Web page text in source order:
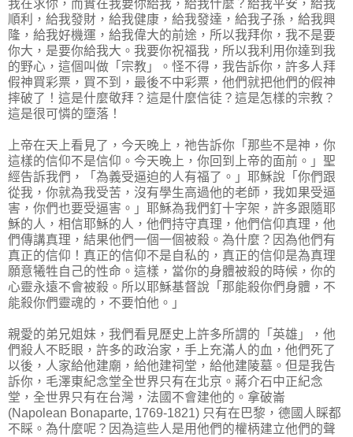
我在求你，而實在我要你給我，給我什麼？給我平安，給我
順利，給我發財，給我健康，給我發達，給我子孫，給我興
隆，給我好機運，給我偉大的前途，所以我拜你，我不是要
你大，是要你給我大。我要你祝福我，所以我利用你達到我
的野心，這個叫做「宗教」。怪不得，我告訴你，許多人拜
假神買彩票，買不到，最後不中彩票，他們就把他們的假神
摔破了！這是什麼敬拜？這是什麼信徒？這是怎樣的宗教？
這是很可憐的墮落！
上帝在天上看見了，今天晚上，祂告訴你「那些不是神，你
這樣的信仰不是信仰。今天晚上，你回到上帝的面前。」聖
經告訴我們，「為義受逼迫的人有福了。」耶穌說「你們跟
從我，你就為我受苦，沒有學生高過他的老師，我如果受逼
害，你們也要受逼害。」耶穌為我們釘十字架，許多跟隨耶
穌的人，相信耶穌的人，他們持守真理，他們信仰真理，他
們傳講真理，結果他們一個一個被殺。為什麼？因為他們有
真正的信仰！真正的信仰不是自私的，真正的信仰是為真理
願意犧牲自己的性命。這樣，當你的身體被殺的時候，你的
心靈永遠不會被殺。所以耶穌基督說「那能殺你們身體，不
能殺你們靈魂的，不要怕他。」
親愛的弟兄姐妹，我們看見歷史上許多所謂的「英雄」，他
們殺人不眨眼，許多的政治家，手上充滿人的血，他們死了
以後，人家給他建廟，給他建祠堂，給他建陵墓。但是我告
訴你，毛澤東紀念堂全世界只有在北京。蔣介石中正紀念
堂，全世界只有在台灣，法國不會建他的。拿破崙
(Napolean Bonaparte, 1769-1821) 只有在巴黎，德國人睬都
不睬。為什麼呢？因為這些人是用他們的權柄建立他們的聲